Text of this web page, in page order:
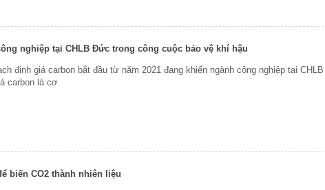
nghiệp tại CHLB Đức trong công cuộc bảo vệ khí hậu
định giá carbon bắt đầu từ năm 2021 đang khiến ngành công nghiệp tại
carbon là cơ
biến CO2 thành nhiên liệu